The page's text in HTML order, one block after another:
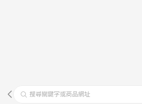
搜尋關鍵字或商品網址